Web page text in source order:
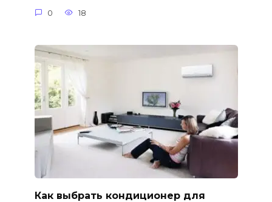
0 18
Как выбрать кондиционер для